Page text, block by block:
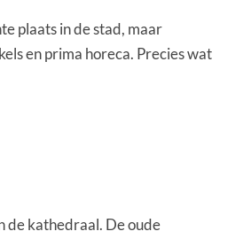
plaats in de stad, maar
en prima horeca. Precies wat
de kathedraal. De oude